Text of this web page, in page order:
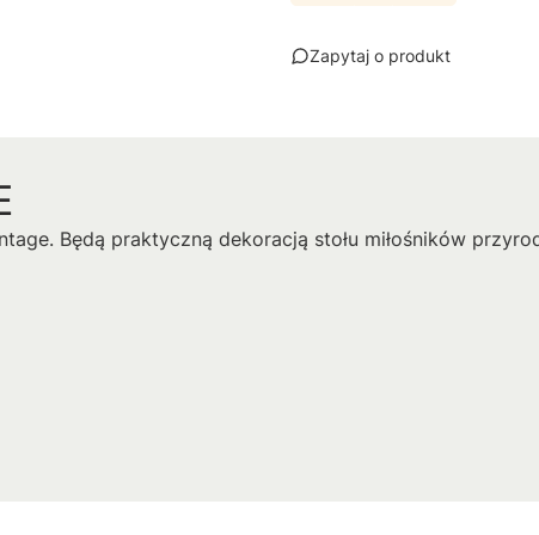
Zapytaj o produkt
Będą praktyczną dekoracją stołu miłośników